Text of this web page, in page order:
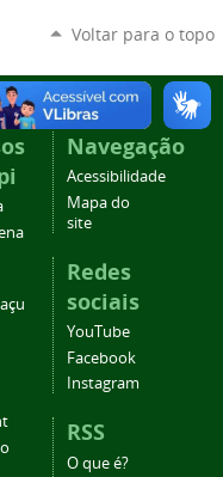
Voltar para o topo
Navegação
Acessibilidade
Mapa do
site
Redes
sociais
YouTube
Facebook
Instagram
RSS
O que é?